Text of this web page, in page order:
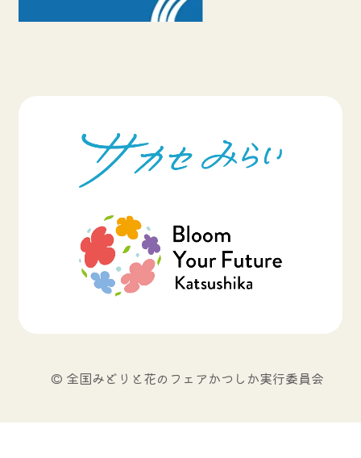
© 全国みどりと花のフェアかつしか実行委員会